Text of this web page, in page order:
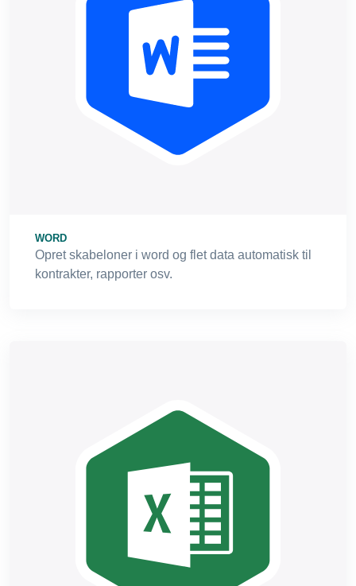
WORD
Opret skabeloner i word og flet data automatisk til
kontrakter, rapporter osv.